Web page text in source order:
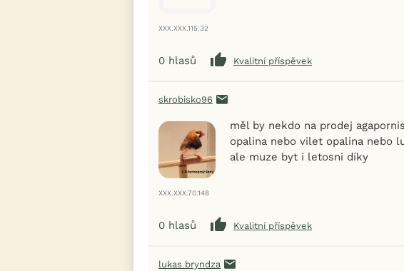
XXX.XXX.115.32
0 hlasů Kvalitní příspěvek
skrobisko96
XXX.XXX.70.148
měl by nekdo na prodej
opalina nebo vilet opalina nebo
ale muze byt i letosni díky
0 hlasů Kvalitní příspěvek
lukas bryndza